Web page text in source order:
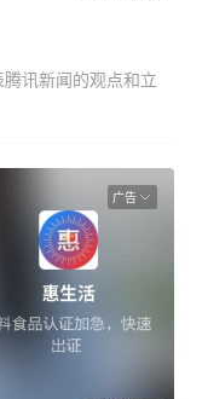
讯新闻的观点和立
广告